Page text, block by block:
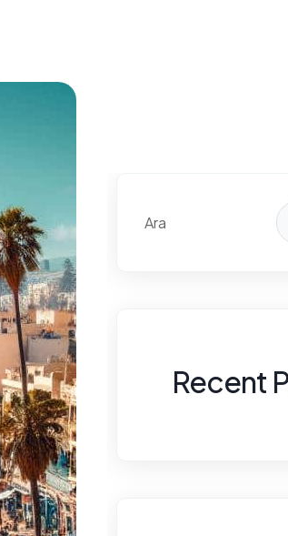
Ara
Recent